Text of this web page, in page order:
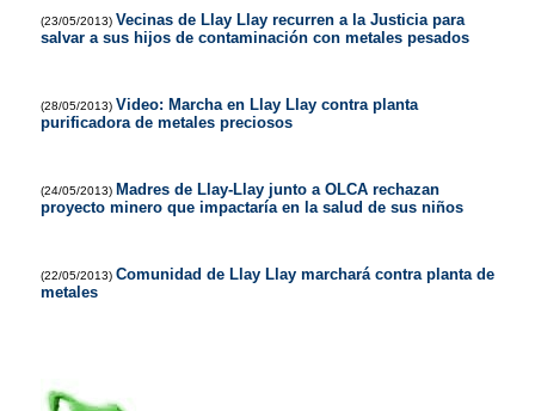
(23/05/2013) Vecinas de Llay Llay recurren a la Justicia para
salvar a sus hijos de contaminación con metales pesados
(28/05/2013) Video: Marcha en Llay Llay contra planta
purificadora de metales preciosos
(24/05/2013) Madres de Llay-Llay junto a OLCA rechazan
proyecto minero que impactaría en la salud de sus niños
(22/05/2013) Comunidad de Llay Llay marchará contra planta de
metales